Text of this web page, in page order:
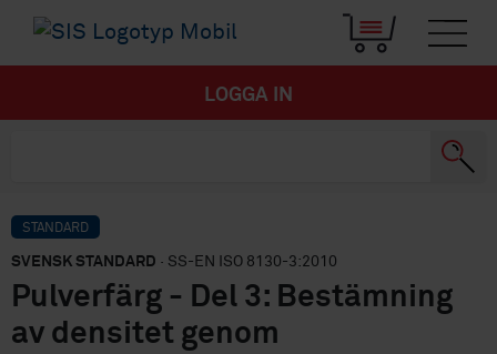
LOGGA IN
STANDARD
SVENSK STANDARD · SS-EN ISO 8130-3:2010
Pulverfärg - Del 3: Bestämning
av densitet genom